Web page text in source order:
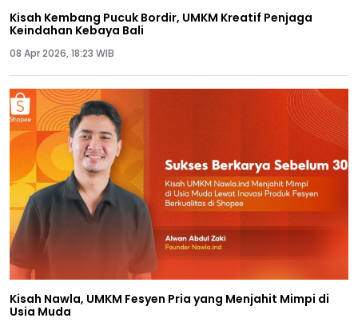
Kisah Kembang Pucuk Bordir, UMKM Kreatif Penjaga
Keindahan Kebaya Bali
08 Apr 2026, 18:23 WIB
Kisah Nawla, UMKM Fesyen Pria yang Menjahit Mimpi di
Usia Muda